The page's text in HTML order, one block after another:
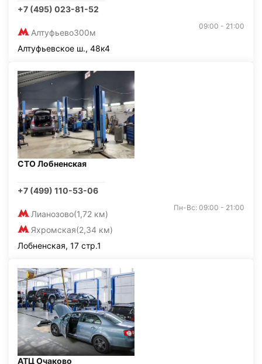
+7 (495) 023-81-52
Алтуфьево300м
09:00 - 21:00
Алтуфьевское ш., 48к4
СТО Лобненская
+7 (499) 110-53-06
Лианозово(1,72 км)
Яхромская(2,34 км)
Пн-Вс: 09:00 - 21:00
Лобненская, 17 стр.1
АТЦ Очаково